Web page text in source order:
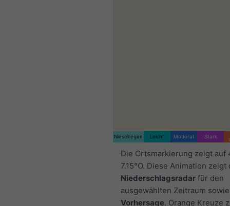
Nieselregen Leicht Moderat Stark
Die Ortsmarkierung zeigt auf
7.15°O. Diese Animation zeigt
Niederschlagsradar für den
ausgewählten Zeitraum
Vorhersage. Orange Kreuze